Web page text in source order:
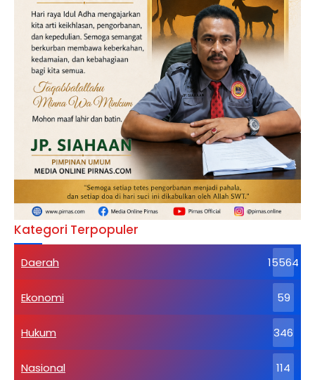
Kategori Terpopuler
Daerah 15564
Ekonomi 59
Hukum 346
Nasional 114